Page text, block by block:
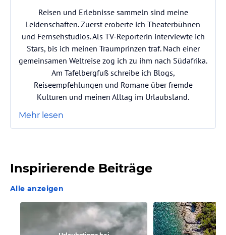
Reisen und Erlebnisse sammeln sind meine
Leidenschaften. Zuerst eroberte ich Theaterbühnen
und Fernsehstudios. Als TV-Reporterin interviewte ich
Stars, bis ich meinen Traumprinzen traf. Nach einer
gemeinsamen Weltreise zog ich zu ihm nach Südafrika.
Am Tafelbergfuß schreibe ich Blogs,
Reiseempfehlungen und Romane über fremde
Kulturen und meinen Alltag im Urlaubsland.
Mehr lesen
Inspirierende Beiträge
Alle anzeigen